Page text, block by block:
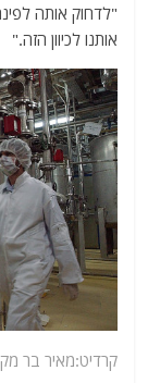
"לדחוק אותה
אותנו לכיוון הזה."
קרדיט:מאיר בר